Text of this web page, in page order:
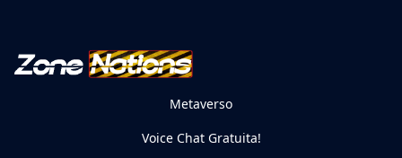
Metaverso
Voice Chat Gratuita!